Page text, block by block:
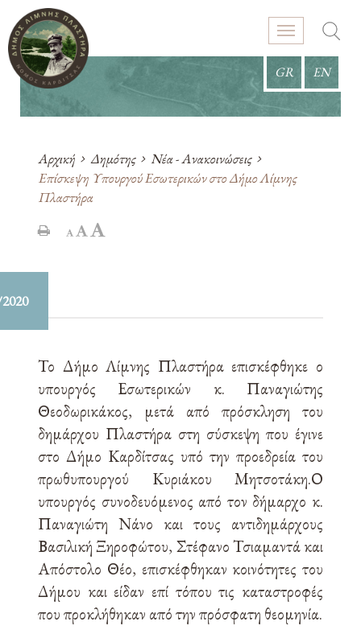
GR EN
Αρχική Δημότης
Νέα - Ανακοινώσεις
Επίσκεψη Υπουργού Εσωτερικών στο Δήμο Λίμνης
Πλαστήρα
Το Δήμο Λίμνης Πλαστήρα επισκέφθηκε ο
υπουργός Εσωτερικών κ. Παναγιώτης
Θεοδωρικάκος, μετά από πρόσκληση του
δημάρχου Πλαστήρα στη σύσκεψη που έγινε
στο Δήμο Καρδίτσας υπό την προεδρεία του
πρωθυπουργού Κυριάκου Μητσοτάκη.Ο
υπουργός συνοδευόμενος από τον δήμαρχο κ.
Παναγιώτη Νάνο και τους αντιδημάρχους
Βασιλική Ξηροφώτου, Στέφανο Τσιαμαντά και
Απόστολο Θέο, επισκέφθηκαν κοινότητες του
Δήμου και είδαν επί τόπου τις καταστροφές
που προκλήθηκαν από την πρόσφατη θεομηνία.